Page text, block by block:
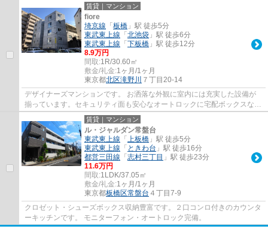
賃貸｜マンション
fiore
埼京線 「 板橋 」駅 徒歩5分
東武東上線 「 北池袋 」駅 徒歩6分
東武東上線 「 下板橋 」駅 徒歩12分
8.9万円
間取:1R/30.60㎡
敷金/礼金:1ヶ月/1ヶ月
東京都北区滝野川 ７丁目20-14
デザイナーズマンションです。 お洒落な外観に室内には充実した設備が
揃っています。セキュリティ面も安心なオートロックに宅配ボックスなど
が揃い女性の方へもお勧めの物件です。
賃貸｜マンション
ル・ジャルダン常盤台
東武東上線 「 上板橋 」駅 徒歩5分
東武東上線 「 ときわ台 」駅 徒歩16分
都営三田線 「 志村三丁目 」駅 徒歩23分
11.6万円
間取:1LDK/37.05㎡
敷金/礼金:1ヶ月/1ヶ月
東京都板橋区常盤台 ４丁目7-9
クロゼット・シューズボックス収納豊富です。２口コンロ付きのカウンタ
ーキッチンです。 モニターフォン・オートロック完備。